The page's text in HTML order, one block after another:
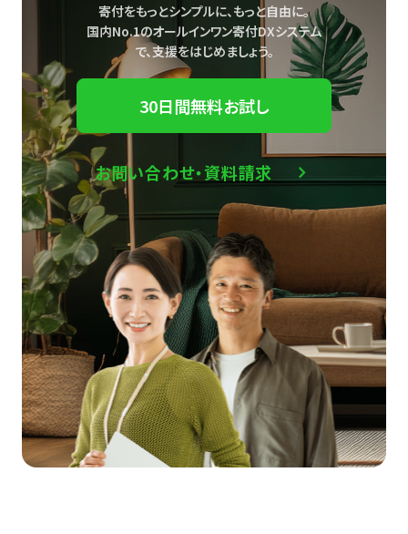
寄付をもっとシンプルに、もっと自由に。
国内No.1のオールインワン寄付DXシステム
で、支援をはじめましょう。
30日間無料お試し
お問い合わせ・資料請求